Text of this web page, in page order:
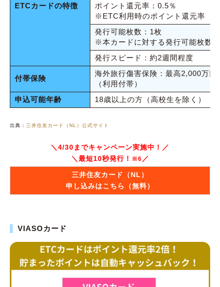
ETCカードの特徴
ポイント還元率：0.5％
※ETC利用時のポイント還元率
発行可能枚数：1枚
※本カードに対する発行可能枚数
発行スピード：約2週間程度
付帯保険
海外旅行傷害保険：最高2,000万円
（利用付帯）
申込可能年齢
18歳以上の方（高校生を除く）
出典： 三井住友カード（NL）公式サイト
＼4/30までキャンペーン実施中！／
＼最短10秒発行！ ※6 ／
三井住友カード（NL）
申し込みはこちら（無料）
VIASOカード